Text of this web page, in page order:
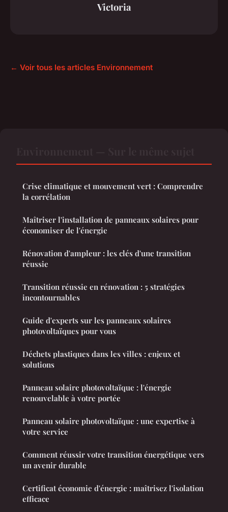
Victoria
← Voir tous les articles Environnement
Crise climatique et mouvement vert : Comprendre
la corrélation
Maîtriser l'installation de panneaux solaires pour
économiser de l'énergie
Rénovation d'ampleur : les clés d'une transition
réussie
Transition réussie en rénovation : 5 stratégies
incontournables
Guide d'experts sur les panneaux solaires
photovoltaïques pour vous
Déchets plastiques dans les villes : enjeux et
solutions
Panneau solaire photovoltaïque : l'énergie
renouvelable à votre portée
Panneau solaire photovoltaïque : une expertise à
votre service
Comment réussir votre transition énergétique vers
un avenir durable
Certificat économie d'énergie : maîtrisez l'isolation
efficace